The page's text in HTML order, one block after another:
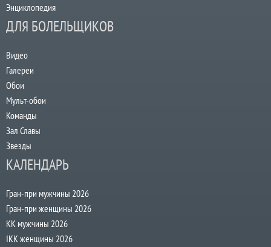
Энциклопедия
ДЛЯ БОЛЕЛЬЩИКОВ
Видео
Галереи
Обои
Мульт-обои
Команды
Зал Славы
Звезды
КАЛЕНДАРЬ
Гран-при мужчины 2026
Гран-при женщины 2026
КК мужчины 2026
IKK женщины 2026